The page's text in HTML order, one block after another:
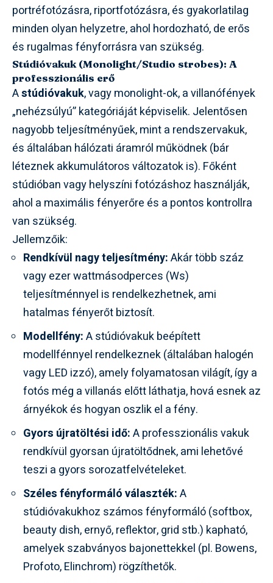
portréfotózásra, riportfotózásra, és gyakorlatilag
minden olyan helyzetre, ahol hordozható, de erős
és rugalmas fényforrásra van szükség.
Stúdióvakuk (Monolight/Studio strobes): A
professzionális erő
Astúdióvakuk, vagy monolight-ok, a villanófények
„nehézsúlyú” kategóriáját képviselik. Jelentősen
nagyobb teljesítményűek, mint a rendszervakuk,
és általában hálózati áramról működnek (bár
léteznek akkumulátoros változatok is). Főként
stúdióban vagy helyszíni fotózáshoz használják,
ahol a maximális fényerőre és a pontos kontrollra
van szükség.
Jellemzőik:
Rendkívül nagy teljesítmény:Akár több száz
vagy ezer wattmásodperces (Ws)
teljesítménnyel is rendelkezhetnek, ami
hatalmas fényerőt biztosít.
Modellfény:A stúdióvakuk beépített
modellfénnyel rendelkeznek (általában halogén
vagy LED izzó), amely folyamatosan világít, így a
fotós még a villanás előtt láthatja, hová esnek az
árnyékok és hogyan oszlik el a fény.
Gyors újratöltési idő:A professzionális vakuk
rendkívül gyorsan újratöltődnek, ami lehetővé
teszi a gyors sorozatfelvételeket.
Széles fényformáló választék:A
stúdióvakukhoz számos fényformáló (softbox,
beauty dish, ernyő, reflektor, grid stb.) kapható,
amelyek szabványos bajonettekkel (pl. Bowens,
Profoto, Elinchrom) rögzíthetők.